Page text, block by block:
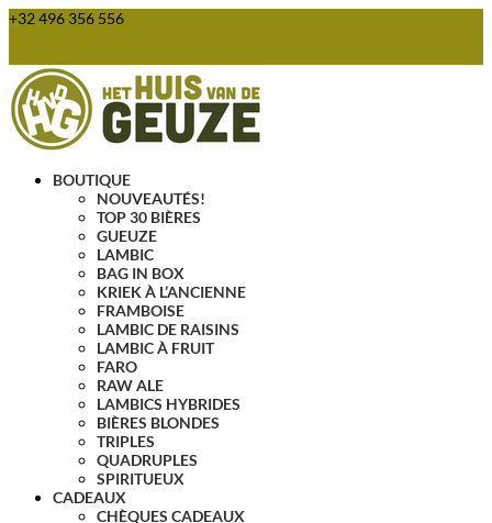
+32 496 356 556
BOUTIQUE
NOUVEAUTÉS!
TOP 30 BIÈRES
GUEUZE
LAMBIC
BAG IN BOX
KRIEK À L’ANCIENNE
FRAMBOISE
LAMBIC DE RAISINS
LAMBIC À FRUIT
FARO
RAW ALE
LAMBICS HYBRIDES
BIÈRES BLONDES
TRIPLES
QUADRUPLES
SPIRITUEUX
CADEAUX
CHÈQUES CADEAUX